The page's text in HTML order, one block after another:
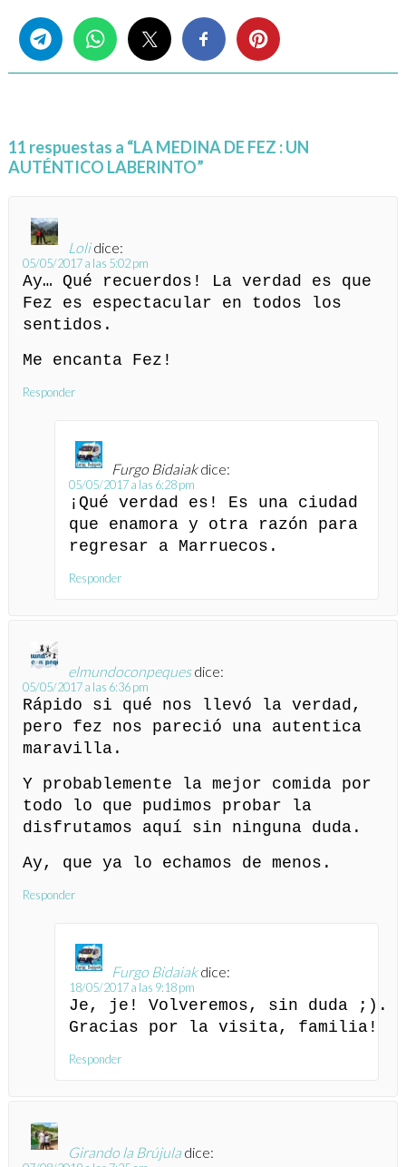
11 respuestas a “LA MEDINA DE FEZ : UN
AUTÉNTICO LABERINTO”
Loli dice:
05/05/2017 a las 5:02 pm
Ay… Qué recuerdos! La verdad es que
Fez es espectacular en todos los
sentidos.
Me encanta Fez!
Responder
Furgo Bidaiak dice:
05/05/2017 a las 6:28 pm
¡Qué verdad es! Es una ciudad
que enamora y otra razón para
regresar a Marruecos.
Responder
elmundoconpeques dice:
05/05/2017 a las 6:36 pm
Rápido si qué nos llevó la verdad,
pero fez nos pareció una autentica
maravilla.
Y probablemente la mejor comida por
todo lo que pudimos probar la
disfrutamos aquí sin ninguna duda.
Ay, que ya lo echamos de menos.
Responder
Furgo Bidaiak dice:
18/05/2017 a las 9:18 pm
Je, je! Volveremos, sin duda ;).
Gracias por la visita, familia!
Responder
Girando la Brújula dice: